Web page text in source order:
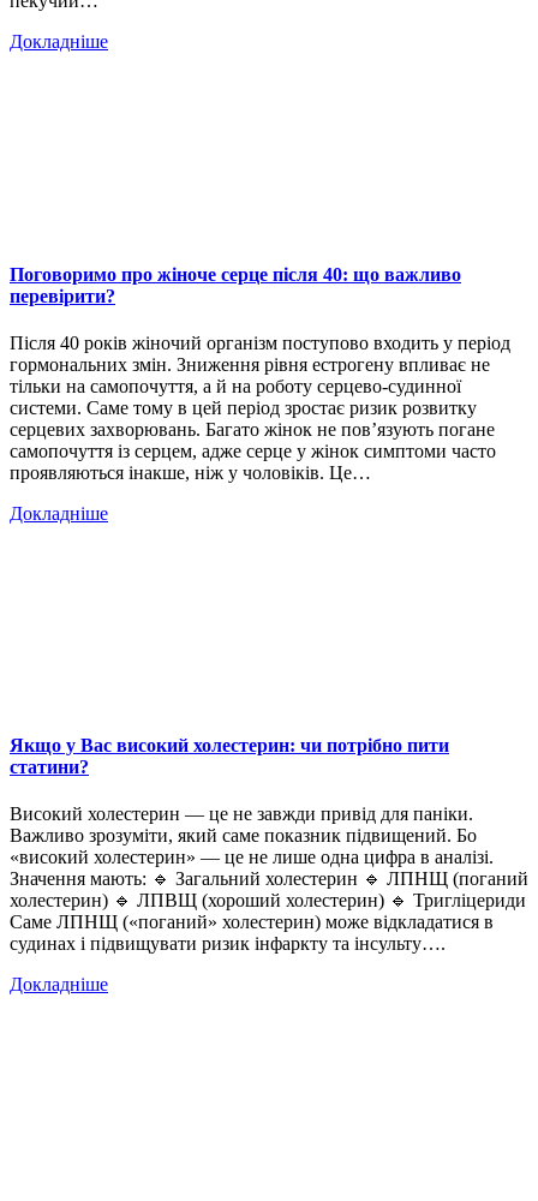
Докладніше
Поговоримо про жіноче серце після 40: що важливо
перевірити?
Після 40 років жіночий організм поступово входить у період
гормональних змін. Зниження рівня естрогену впливає не
тільки на самопочуття, а й на роботу серцево-судинної
системи. Саме тому в цей період зростає ризик розвитку
серцевих захворювань. Багато жінок не пов’язують погане
самопочуття із серцем, адже серце у жінок симптоми часто
проявляються інакше, ніж у чоловіків. Це…
Докладніше
Якщо у Вас високий холестерин: чи потрібно пити
статини?
Високий холестерин — це не завжди привід для паніки.
Важливо зрозуміти, який саме показник підвищений. Бо
«високий холестерин» — це не лише одна цифра в аналізі.
Значення мають: 🔹 Загальний холестерин 🔹 ЛПНЩ (поганий
холестерин) 🔹 ЛПВЩ (хороший холестерин) 🔹 Тригліцериди
Саме ЛПНЩ («поганий» холестерин) може відкладатися в
судинах і підвищувати ризик інфаркту та інсульту….
Докладніше